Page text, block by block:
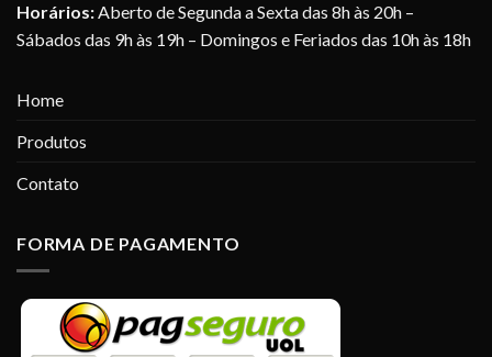
Horários:Aberto de Segunda a Sexta das 8h às 20h –
Sábados das 9h às 19h – Domingos e Feriados das 10h às 18h
Home
Produtos
Contato
FORMA DE PAGAMENTO